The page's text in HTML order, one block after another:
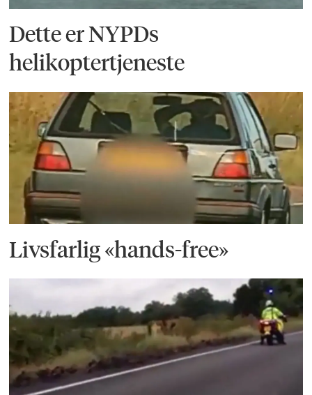
Dette er NYPDs
helikoptertjeneste
Livsfarlig «hands-free»